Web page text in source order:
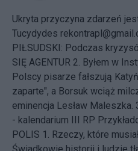
Ukryta przyczyna zdarzeń
Tucydydes
PIŁSUDSKI: Podczas
SIĘ AGENTUR 2. Byłem w
Polscy pisarze fałszują
zaparte", a Borsuk wciąż
eminencja Lesław Maleszka.
- kalendarium III RP
POLIS 1. Rzeczy, które